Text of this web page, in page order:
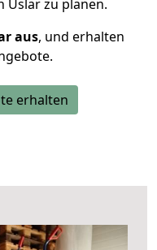
Uslar zu planen.
aus, und erhalten
erhalten